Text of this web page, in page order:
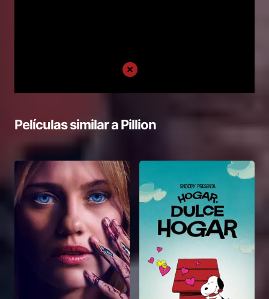
Películas similar aPillion